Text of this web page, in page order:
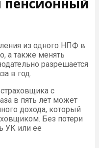
из одного НПФ в
а также менять
разрешается
в год.
с
в пять лет может
дохода, который
Без потери
УК или ее